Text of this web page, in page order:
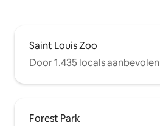
Saint Louis Zoo
Door 1.435 locals aanbevolen
Forest Park